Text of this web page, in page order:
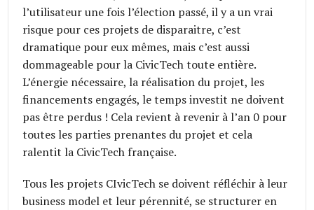
l’utilisateur une fois l’élection passé, il y a un vrai
risque pour ces projets de disparaitre, c’est
dramatique pour eux mêmes, mais c’est aussi
dommageable pour la CivicTech toute entière.
L’énergie nécessaire, la réalisation du projet, les
financements engagés, le temps investit ne doivent
pas être perdus ! Cela revient à revenir à l’an 0 pour
toutes les parties prenantes du projet et cela
ralentit la CivicTech française.
Tous les projets CIvicTech se doivent réfléchir à leur
business model et leur pérennité, se structurer en